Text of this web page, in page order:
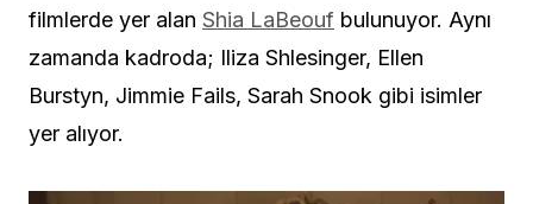
filmlerde yer alan Shia LaBeouf bulunuyor. Aynı
zamanda kadroda; Iliza Shlesinger, Ellen
Burstyn, Jimmie Fails, Sarah Snook gibi isimler
yer alıyor.